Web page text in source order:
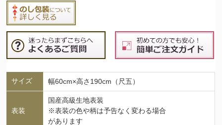
サイズ 幅60cm×高さ190cm（尺五）
表装
国産高級生地表装
※表装の色や柄は予告なく変わる場合
があります